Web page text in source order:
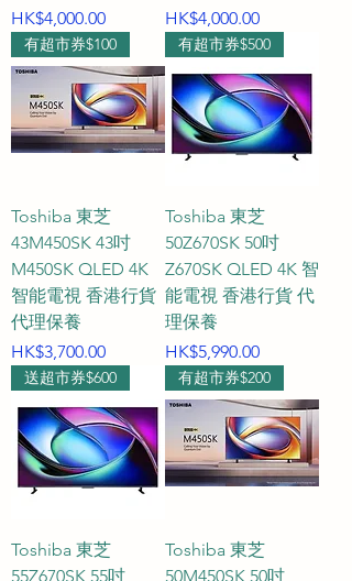
價格
HK$4,000.00
價格
HK$4,000.00
有超市券$100
Toshiba 東芝
43M450SK 43吋
M450SK QLED 4K
智能電視 香港行貨
代理保養
價格
HK$3,700.00
有超市券$500
Toshiba 東芝
50Z670SK 50吋
Z670SK QLED 4K 智
能電視 香港行貨 代
理保養
價格
HK$5,990.00
送超市券$600
Toshiba 東芝
55Z670SK 55吋
有超市券$200
Toshiba 東芝
50M450SK 50吋